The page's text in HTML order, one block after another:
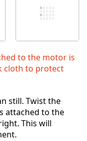
to the motor is
cloth to protect
still. Twist the
attached to the
This will